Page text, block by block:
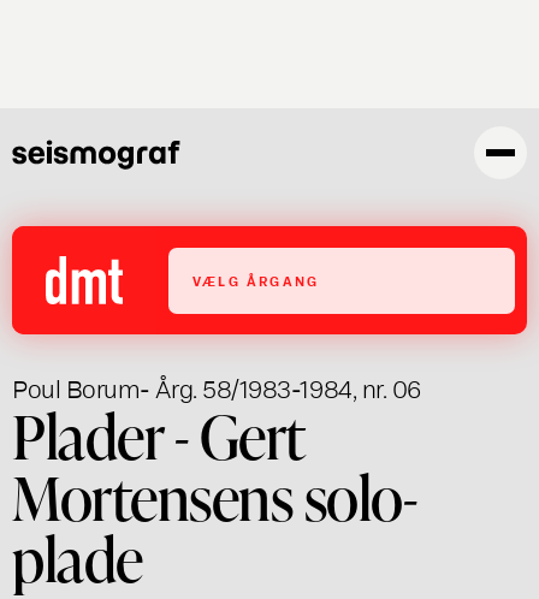
VÆLG ÅRGANG
Poul Borum- Årg. 58/1983-1984, nr. 06
Plader - Gert
Mortensens solo-
plade